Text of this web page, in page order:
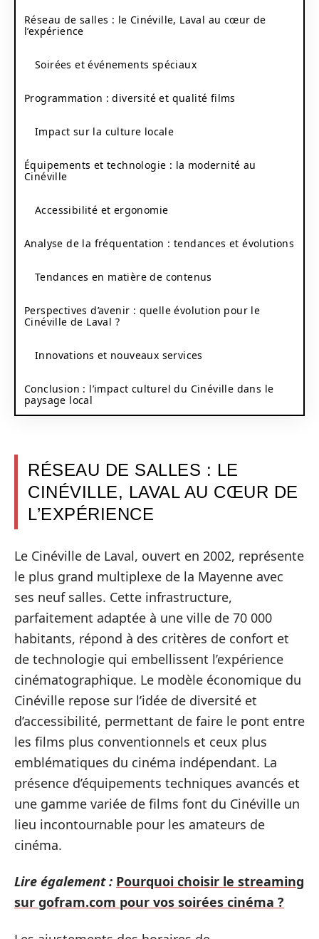
Réseau de salles : le Cinéville, Laval au cœur de
l’expérience
Soirées et événements spéciaux
Programmation : diversité et qualité films
Impact sur la culture locale
Équipements et technologie : la modernité au
Cinéville
Accessibilité et ergonomie
Analyse de la fréquentation : tendances et évolutions
Tendances en matière de contenus
Perspectives d’avenir : quelle évolution pour le
Cinéville de Laval ?
Innovations et nouveaux services
Conclusion : l’impact culturel du Cinéville dans le
paysage local
RÉSEAU DE SALLES : LE
CINÉVILLE, LAVAL AU CŒUR DE
L’EXPÉRIENCE
Le Cinéville de Laval, ouvert en 2002, représente
le plus grand multiplexe de la Mayenne avec
ses neuf salles. Cette infrastructure,
parfaitement adaptée à une ville de 70 000
habitants, répond à des critères de confort et
de technologie qui embellissent l’expérience
cinématographique. Le modèle économique du
Cinéville repose sur l’idée de diversité et
d’accessibilité, permettant de faire le pont entre
les films plus conventionnels et ceux plus
emblématiques du cinéma indépendant. La
présence d’équipements techniques avancés et
une gamme variée de films font du Cinéville un
lieu incontournable pour les amateurs de
cinéma.
Lire également : Pourquoi choisir le streaming
sur gofram.com pour vos soirées cinéma ?